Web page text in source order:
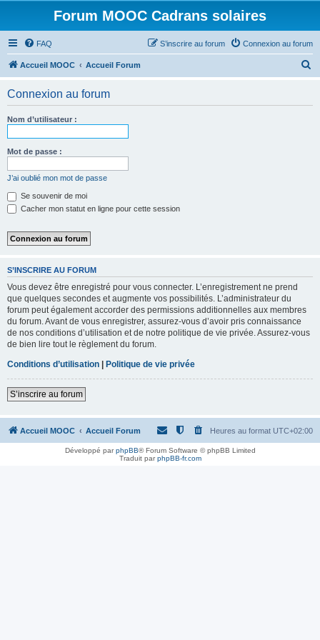
Forum MOOC Cadrans solaires
FAQ Connexion au forum
S’inscrire au forum
Accueil MOOC Accueil Forum
Connexion au forum
Nom d’utilisateur :
Mot de passe :
J’ai oublié mon mot de passe
Se souvenir de moi
Cacher mon statut en ligne pour cette session
S’INSCRIRE AU FORUM
Vous devez être enregistré pour vous connecter. L’enregistrement ne prend
que quelques secondes et augmente vos possibilités. L’administrateur du
forum peut également accorder des permissions additionnelles aux membres
du forum. Avant de vous enregistrer, assurez-vous d’avoir pris connaissance
de nos conditions d’utilisation et de notre politique de vie privée. Assurez-vous
de bien lire tout le règlement du forum.
Conditions d’utilisation | Politique de vie privée
S’inscrire au forum
Accueil MOOC Accueil Forum Heures au format UTC+02:00
Développé parphpBB® Forum Software © phpBB Limited
Traduit parphpBB-fr.com